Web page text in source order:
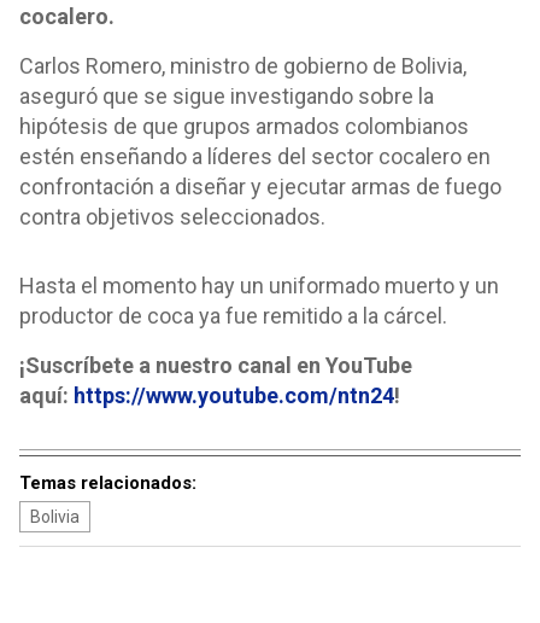
cocalero.
Carlos Romero, ministro de gobierno de Bolivia,
aseguró que se sigue investigando sobre la
hipótesis de que grupos armados colombianos
estén enseñando a líderes del sector cocalero en
confrontación a diseñar y ejecutar armas de fuego
contra objetivos seleccionados.
Hasta el momento hay un uniformado muerto y un
productor de coca ya fue remitido a la cárcel.
¡Suscríbete a nuestro canal en YouTube
aquí: https://www.youtube.com/ntn24!
Temas relacionados:
Bolivia